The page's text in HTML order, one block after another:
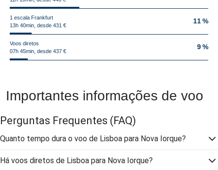
1 escala Frankfurt
13h 40min, desde 431 €
11 %
Voos diretos
07h 45min, desde 437 €
9 %
Importantes informações de voo
Perguntas Frequentes (FAQ)
Quanto tempo dura o voo de Lisboa para Nova Iorque?
Há voos diretos de Lisboa para Nova Iorque?